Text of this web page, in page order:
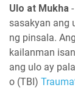
Ulo at Mukha
sasakyan ang
ng pinsala.
kailanman
ang ulo ay
o (TBI)